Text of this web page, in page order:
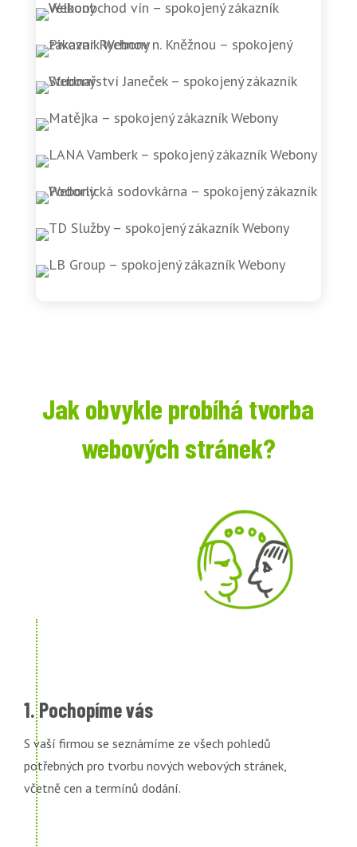
Jak obvykle probíhá tvorba
webových stránek?
1. Pochopíme vás
S vaší firmou se seznámíme ze všech pohledů
potřebných pro tvorbu nových webových stránek,
včetně cen a termínů dodání.